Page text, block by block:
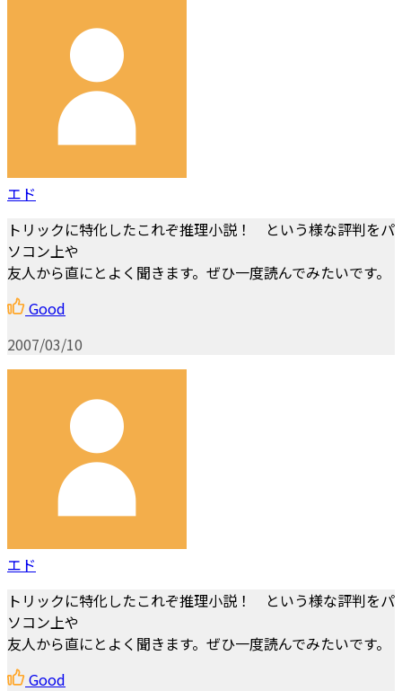
エド
トリックに特化したこれぞ推理小説！ という様な評判をパ
ソコン上や
友人から直にとよく聞きます。ぜひ一度読んでみたいです。
Good
2007/03/10
エド
トリックに特化したこれぞ推理小説！ という様な評判をパ
ソコン上や
友人から直にとよく聞きます。ぜひ一度読んでみたいです。
Good